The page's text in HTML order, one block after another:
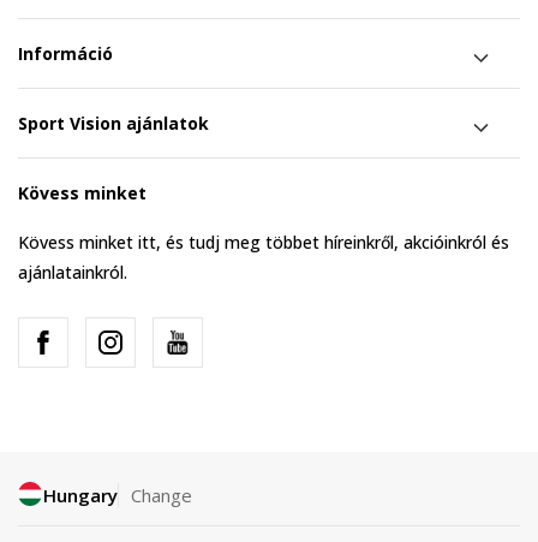
Információ
Sport Vision ajánlatok
Kövess minket
Kövess minket itt, és tudj meg többet híreinkről, akcióinkról és
ajánlatainkról.
Hungary Change